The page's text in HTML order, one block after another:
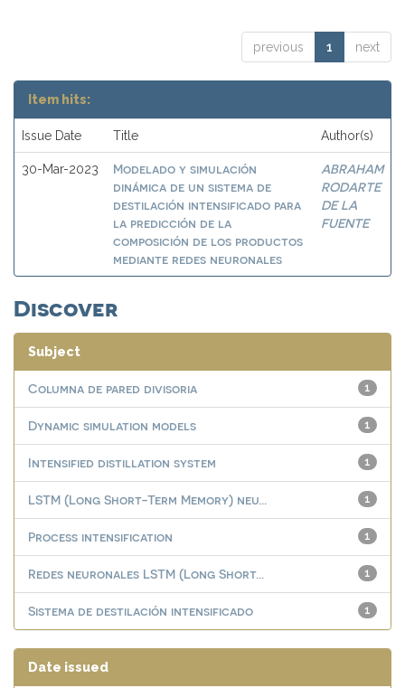
previous 1 next
Item hits:
Issue Date Title Author(s)
30-Mar-2023
Modelado y simulación
dinámica de un sistema de
destilación intensificado para
la predicción de la
composición de los productos
mediante redes neuronales
ABRAHAM
RODARTE
DE LA
FUENTE
Discover
Subject
1
Columna de pared divisoria
1
Dynamic simulation models
1
Intensified distillation system
1
LSTM (Long Short-Term Memory) neu...
1
Process intensification
1
Redes neuronales LSTM (Long Short...
1
Sistema de destilación intensificado
Date issued